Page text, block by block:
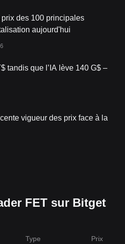
des 100 principales
aujourd'hui
tandis que l’IA lève 140 G$ –
vigueur des prix face à la
FET sur Bitget
Type Prix